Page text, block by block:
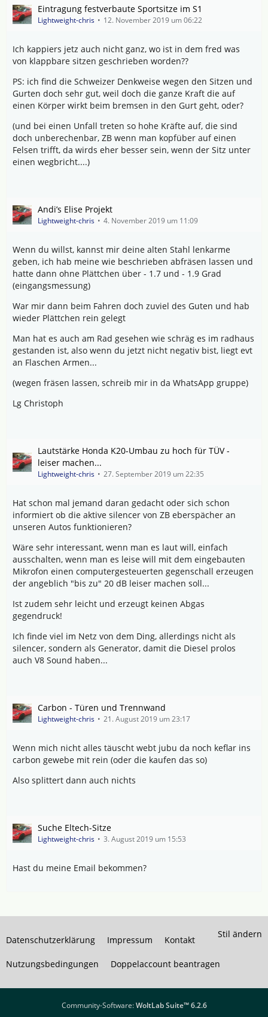
Eintragung festverbaute Sportsitze im S1
Lightweight-chris 12. November 2019 um 06:22
Ich kappiers jetz auch nicht ganz, wo ist in dem fred was
von klappbare sitzen geschrieben worden??
PS: ich find die Schweizer Denkweise wegen den Sitzen und
Gurten doch sehr gut, weil doch die ganze Kraft die auf
einen Körper wirkt beim bremsen in den Gurt geht, oder?
(und bei einen Unfall treten so hohe Kräfte auf, die sind
doch unberechenbar, ZB wenn man kopfüber auf einen
Felsen trifft, da wirds eher besser sein, wenn der Sitz unter
einen wegbricht....)
Andi’s Elise Projekt
Lightweight-chris 4. November 2019 um 11:09
Wenn du willst, kannst mir deine alten Stahl lenkarme
geben, ich hab meine wie beschrieben abfräsen lassen und
hatte dann ohne Plättchen über - 1.7 und - 1.9 Grad
(eingangsmessung)
War mir dann beim Fahren doch zuviel des Guten und hab
wieder Plättchen rein gelegt
Man hat es auch am Rad gesehen wie schräg es im radhaus
gestanden ist, also wenn du jetzt nicht negativ bist, liegt evt
an Flaschen Armen...
(wegen fräsen lassen, schreib mir in da WhatsApp gruppe)
Lg Christoph
Lautstärke Honda K20-Umbau zu hoch für TÜV -
leiser machen...
Lightweight-chris 27. September 2019 um 22:35
Hat schon mal jemand daran gedacht oder sich schon
informiert ob die aktive silencer von ZB eberspächer an
unseren Autos funktionieren?
Wäre sehr interessant, wenn man es laut will, einfach
ausschalten, wenn man es leise will mit dem eingebauten
Mikrofon einen computergesteuerten gegenschall erzeugen
der angeblich "bis zu" 20 dB leiser machen soll...
Ist zudem sehr leicht und erzeugt keinen Abgas
gegendruck!
Ich finde viel im Netz von dem Ding, allerdings nicht als
silencer, sondern als Generator, damit die Diesel prolos
auch V8 Sound haben...
Carbon - Türen und Trennwand
Lightweight-chris 21. August 2019 um 23:17
Wenn mich nicht alles täuscht webt jubu da noch keflar ins
carbon gewebe mit rein (oder die kaufen das so)
Also splittert dann auch nichts
Suche Eltech-Sitze
Lightweight-chris 3. August 2019 um 15:53
Hast du meine Email bekommen?
Stil ändern
Datenschutzerklärung Impressum Kontakt
Nutzungsbedingungen Doppelaccount beantragen
Community-Software:WoltLab Suite™ 6.2.6